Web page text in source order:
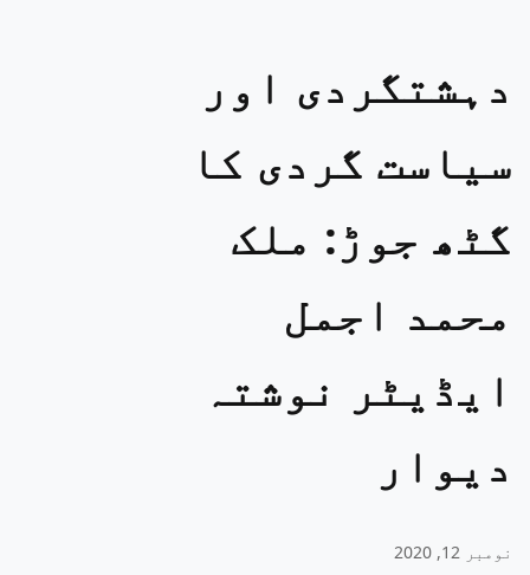
دہشتگردی اور
سیاست گردی کا
گٹھ جوڑ: ملک
محمد اجمل
ایڈیٹر نوشتہ
دیوار
نومبر 12, 2020